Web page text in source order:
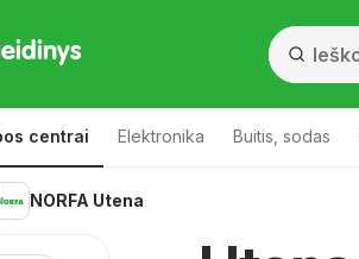
centrai Elektronika Buitis, sodas
NORFA Utena